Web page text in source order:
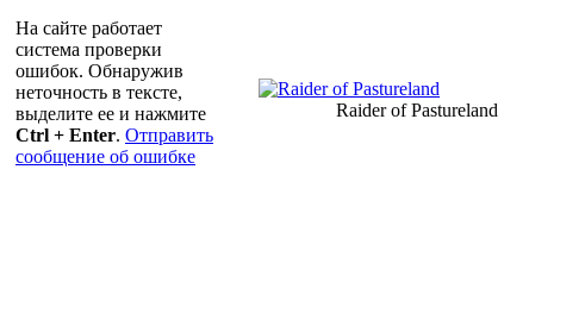
На сайте работает
система проверки
ошибок. Обнаружив
неточность в тексте,
выделите ее и нажмите
Ctrl + Enter. Отправить
сообщение об ошибке
Raider of Pastureland